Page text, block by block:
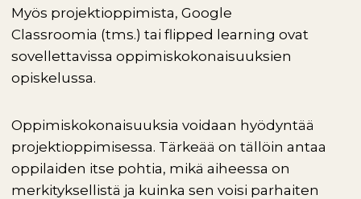
Myös projektioppimista, Google
Classroomia (tms.) tai flipped learning ovat
sovellettavissa oppimiskokonaisuuksien
opiskelussa.
Oppimiskokonaisuuksia voidaan hyödyntää
projektioppimisessa. Tärkeää on tällöin antaa
oppilaiden itse pohtia, mikä aiheessa on
merkityksellistä ja kuinka sen voisi parhaiten